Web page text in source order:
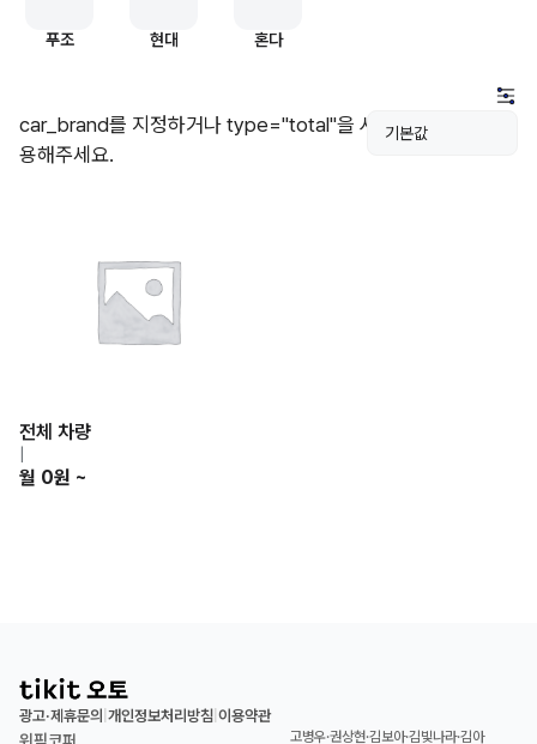
푸조 현대 혼다
car_brand를 지정하거나 type="total"을 사
용해주세요.
전체 차량
월 0원 ~
광고·제휴문의 개인정보처리방침 이용약관
고병우·권상현·김보아·김빛나라·김아